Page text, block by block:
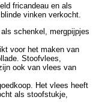
fricandeau en als
vinken verkocht.
schenkel, mergpijpjes
voor het maken van
Stoofvlees,
ook van vlees van
Het vlees heeft
als stoofstukje,